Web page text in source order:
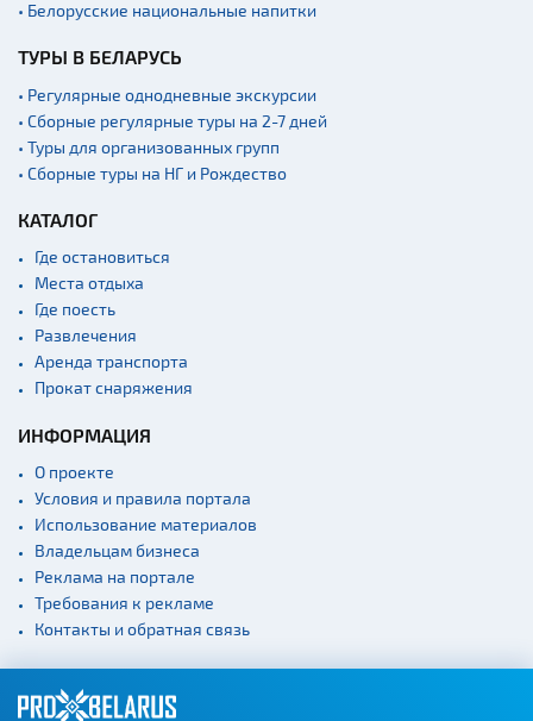
• Белорусские национальные напитки
ТУРЫ В БЕЛАРУСЬ
• Регулярные однодневные экскурсии
• Сборные регулярные туры на 2-7 дней
• Туры для организованных групп
• Сборные туры на НГ и Рождество
КАТАЛОГ
Где остановиться
Места отдыха
Где поесть
Развлечения
Аренда транспорта
Прокат снаряжения
ИНФОРМАЦИЯ
О проекте
Условия и правила портала
Использование материалов
Владельцам бизнеса
Реклама на портале
Требования к рекламе
Контакты и обратная связь